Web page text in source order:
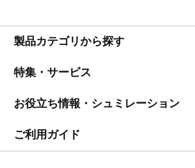
製品カテゴリから探す
特集・サービス
お役立ち情報・シュミレーション
ご利用ガイド